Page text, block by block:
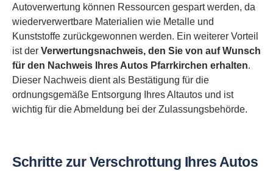
Autoverwertung können Ressourcen gespart werden, da
wiederverwertbare Materialien wie Metalle und
Kunststoffe zurückgewonnen werden. Ein weiterer Vorteil
ist der Verwertungsnachweis, den Sie von auf Wunsch
für den Nachweis Ihres Autos Pfarrkirchen erhalten.
Dieser Nachweis dient als Bestätigung für die
ordnungsgemäße Entsorgung Ihres Altautos und ist
wichtig für die Abmeldung bei der Zulassungsbehörde.
Schritte zur Verschrottung Ihres Autos